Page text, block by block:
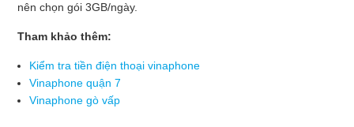
nên chọn gói 3GB/ngày.
Tham khảo thêm:
Kiểm tra tiền điện thoại vinaphone
Vinaphone quận 7
Vinaphone gò vấp